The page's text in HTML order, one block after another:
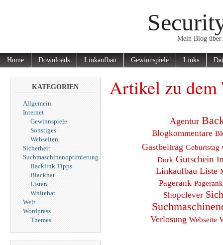
Mein Blog
Home Downloads Linkaufbau Gewinnspiele Links
KATEGORIEN
Allgemein
Internet
Gewinnspiele
Sonstiges
Webseiten
Sicherheit
Suchmaschinenoptimierung
Backlink Tipps
Blackhat
Listen
Whitehat
Welt
Wordpress
Themes
Artikel zu dem
Agentur
Blogkommentare
Gastbeitrag Geburtstag
Dork Gutschein
Linkaufbau Liste
Pagerank
Shopclever
Verlosung Webseite